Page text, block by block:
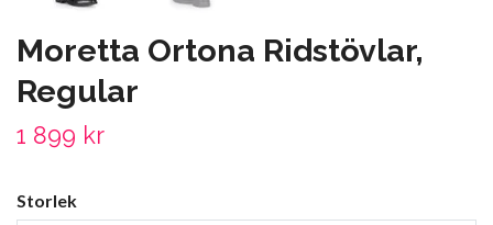
Moretta Ortona Ridstövlar,
Regular
1 899 kr
Storlek